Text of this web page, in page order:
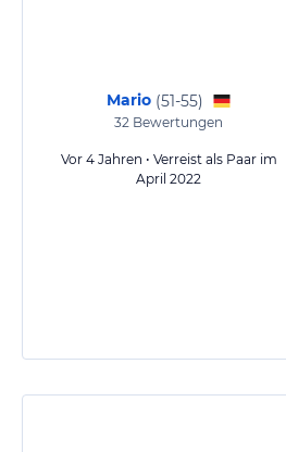
Mario (51-55)
32 Bewertungen
Vor 4 Jahren • Verreist als Paar im
April 2022